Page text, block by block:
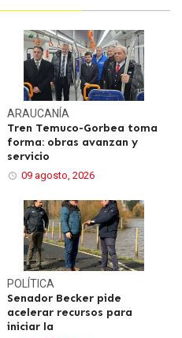
ARAUCANÍA
Tren Temuco-Gorbea toma
forma: obras avanzan y
servicio
09 agosto, 2026
POLÍTICA
Senador Becker pide
acelerar recursos para
iniciar la